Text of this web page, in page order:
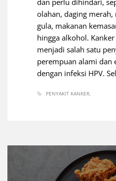
olahan, daging merah,
gula, makanan
hingga alkohol.
menjadi salah satu
perempuan alami dan
dengan infeksi HPV.
PENYAKIT KANKER